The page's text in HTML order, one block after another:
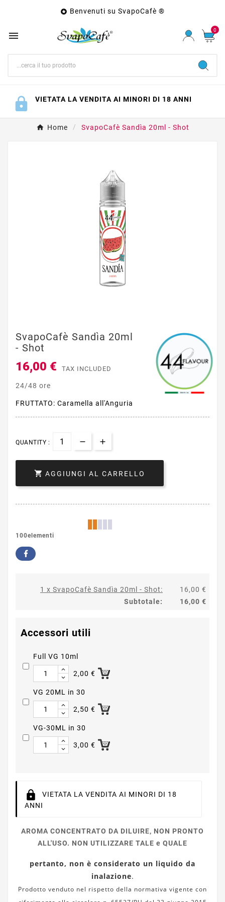
 Benvenuti su SvapoCafè ®
 0
VIETATA LA VENDITA AI MINORI DI 18 ANNI
Home SvapoCafè Sandìa 20ml - Shot
SvapoCafè Sandìa 20ml
- Shot
16,00 € TAX INCLUDED
24/48 ore
FRUTTATO: Caramella all'Anguria
QUANTITY :
 AGGIUNGI AL CARRELLO
100elementi
1 x SvapoCafè Sandìa 20ml - Shot:
16,00 €
Subtotale:
16,00 €
Accessori utili
Full VG 10ml
2,00 €
VG 20ML in 30
2,50 €
VG-30ML in 30
3,00 €
VIETATA LA VENDITA AI MINORI DI 18
ANNI
AROMA CONCENTRATO DA DILUIRE, NON PRONTO
ALL'USO. NON UTILIZZARE TALE e QUALE
pertanto, non è considerato un liquido da
inalazione.
Prodotto venduto nel rispetto della normativa vigente con